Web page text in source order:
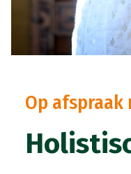
Op afspraak